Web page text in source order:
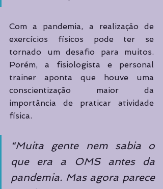
Com a pandemia, a realização de
exercícios físicos pode ter se
tornado um desafio para muitos.
Porém, a fisiologista e personal
trainer aponta que houve uma
conscientização maior da
importância de praticar atividade
física.
“Muita gente nem sabia o
que era a OMS antes da
pandemia. Mas agora parece